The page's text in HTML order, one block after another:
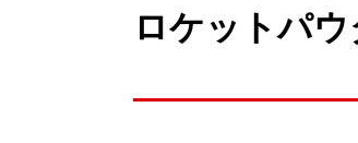
ロケットパウ